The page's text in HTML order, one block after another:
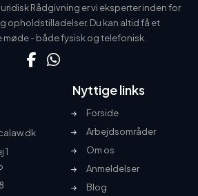
Rådgivning er vi eksperter inden for
opholdstilladelser. Du kan altid få et
- både fysisk og telefonisk.
Nyttige links
Forside
Arbejdsområder
Om os
Anmeldelser
Blog
1